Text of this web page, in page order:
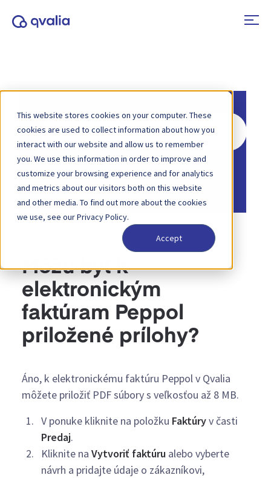
This website stores cookies on your computer. These
cookies are used to collect information about how you
interact with our website and allow us to remember
you. We use this information in order to improve and
customize your browsing experience and for analytics
and metrics about our visitors both on this website
and other media. To find out more about the cookies
we use, see our Privacy Policy.
Accept
Hľadať
Domov
Základňa znalostí
Elektronická fakturácia
Môžu byť k
elektronickým
faktúram Peppol
priložené prílohy?
Áno, k elektronickému faktúru Peppol v Qvalia
môžete priložiť PDF súbory s veľkosťou až 8 MB.
V ponuke kliknite na položku Faktúryv časti
Predaj.
Kliknite na Vytvoriť faktúru alebo vyberte
návrh a pridajte údaje o zákazníkovi,